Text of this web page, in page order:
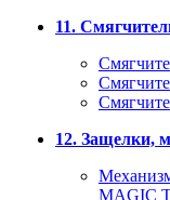
11.
12. Защелки,
MAGIC